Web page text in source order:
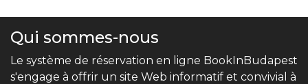
Qui sommes-nous
Le système de réservation en ligne BookInBudapest
s'engage à offrir un site Web informatif et convivial à